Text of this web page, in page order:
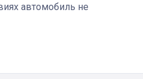
автомобиль не